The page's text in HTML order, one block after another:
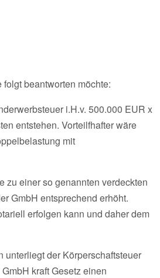
beantworten möchte:
i.H.v. 500.000 EUR x
entstehen. Vorteilfhafter wäre
mit
zu einer so genannten verdeckten
GmbH entsprechend erhöht.
erfolgen kann und daher dem
unterliegt der Körperschaftsteuer
kraft Gesetz einen